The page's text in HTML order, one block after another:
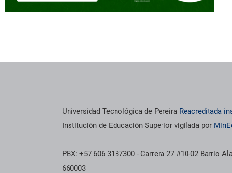
Información institucional
Universidad Tecnológica de Pereira Reacreditada
Institución de Educación Superior vigilada por
PBX: +57 606 3137300 - Carrera 27 #10-02 Barrio
660003